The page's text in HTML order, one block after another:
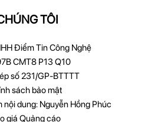
TÔI
Điểm Tin Công Nghệ
CMT8 P13 Q10
số 231/GP-BTTTT
sách bảo mật
nội dung: Nguyễn Hồng Phúc
giá Quảng cáo